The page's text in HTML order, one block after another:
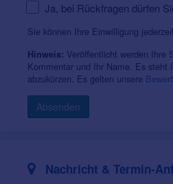
Ja, bei Rückfragen dürfen
Sie können Ihre Einwilligung jederzeit
Hinweis: Veröffentlicht werden Ihre
Kommentar und Ihr Name. Es steht
abzukürzen. Es gelten unsere
Absenden
Nachricht & Termin-